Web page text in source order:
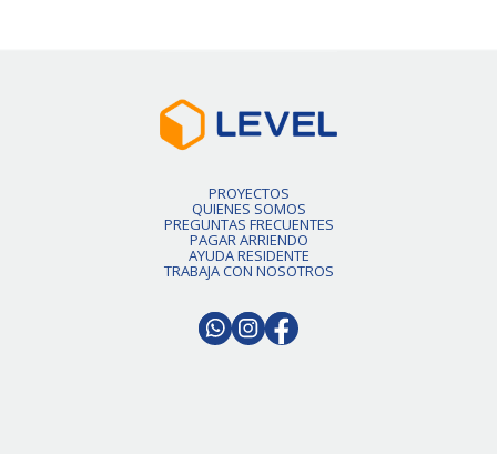
PROYECTOS
QUIENES SOMOS
PREGUNTAS FRECUENTES
PAGAR ARRIENDO
AYUDA RESIDENTE
TRABAJA CON NOSOTROS